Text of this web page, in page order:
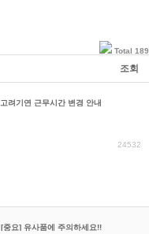
Total 189
조회
고려기연 근무시간 변경 안내
24532
[중요] 유사품에 주의하세요!!